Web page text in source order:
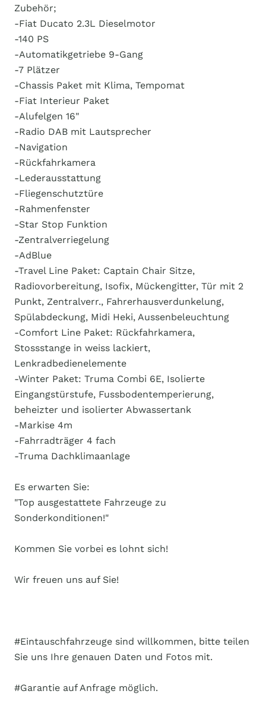
Zubehör;
-Fiat Ducato 2.3L Dieselmotor
-140 PS
-Automatikgetriebe 9-Gang
-7 Plätzer
-Chassis Paket mit Klima, Tempomat
-Fiat Interieur Paket
-Alufelgen 16"
-Radio DAB mit Lautsprecher
-Navigation
-Rückfahrkamera
-Lederausstattung
-Fliegenschutztüre
-Rahmenfenster
-Star Stop Funktion
-Zentralverriegelung
-AdBlue
-Travel Line Paket: Captain Chair Sitze,
Radiovorbereitung, Isofix, Mückengitter, Tür mit 2
Punkt, Zentralverr., Fahrerhausverdunkelung,
Spülabdeckung, Midi Heki, Aussenbeleuchtung
-Comfort Line Paket: Rückfahrkamera,
Stossstange in weiss lackiert,
Lenkradbedienelemente
-Winter Paket: Truma Combi 6E, Isolierte
Eingangstürstufe, Fussbodentemperierung,
beheizter und isolierter Abwassertank
-Markise 4m
-Fahrradträger 4 fach
-Truma Dachklimaanlage
Es erwarten Sie:
"Top ausgestattete Fahrzeuge zu
Sonderkonditionen!"
Kommen Sie vorbei es lohnt sich!
Wir freuen uns auf Sie!
#Eintauschfahrzeuge sind willkommen, bitte teilen
Sie uns Ihre genauen Daten und Fotos mit.
#Garantie auf Anfrage möglich.